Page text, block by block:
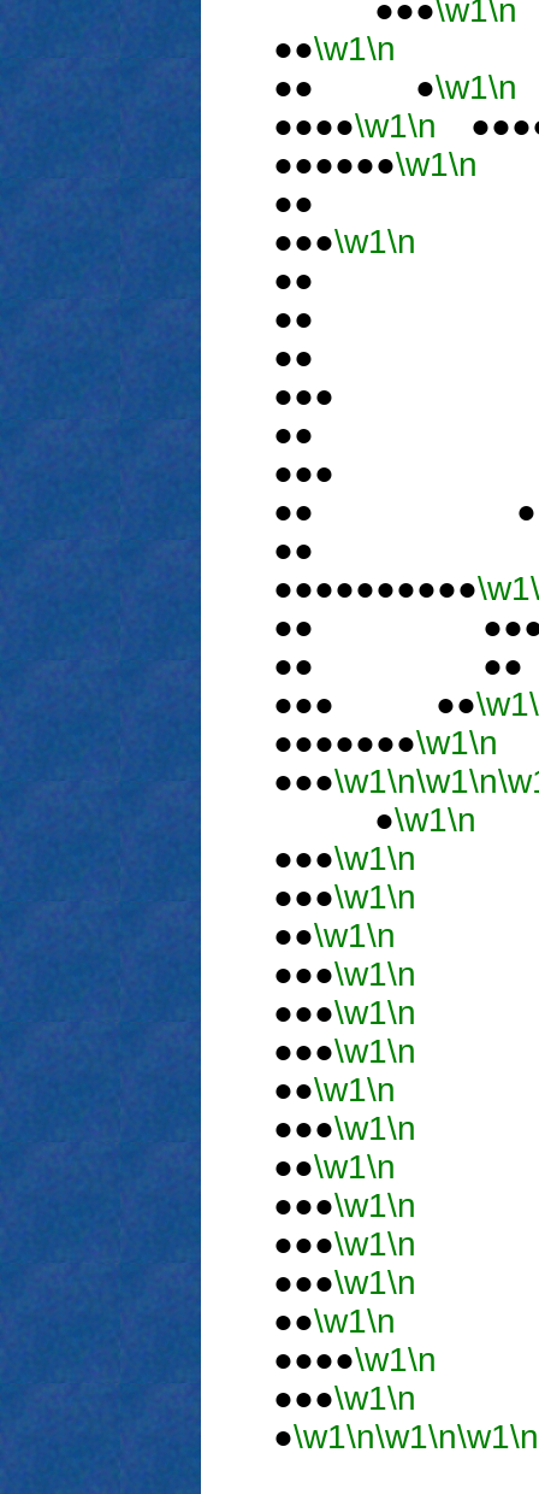
●●●\w1\n
●●\w1\n
●● ●\w1\n
●●●●\w1\n
●●●●●●\w1\n
●●●\w1\n
●●
●●
●●
●●●
●●
●●●
●●
●●
●●●●●●●●●●\w1
●●
●● ●●
●●● ●●\w1
●●●●●●●\w1\n
●●●\w1\n\w1\n
●\w1\n
●●●\w1\n
●●●\w1\n
●●\w1\n
●●●\w1\n
●●●\w1\n
●●●\w1\n
●●\w1\n
●●●\w1\n
●●\w1\n
●●●\w1\n
●●●\w1\n
●●●\w1\n
●●\w1\n
●●●●\w1\n
●●●\w1\n
●\w1\n\w1\n\w1\n